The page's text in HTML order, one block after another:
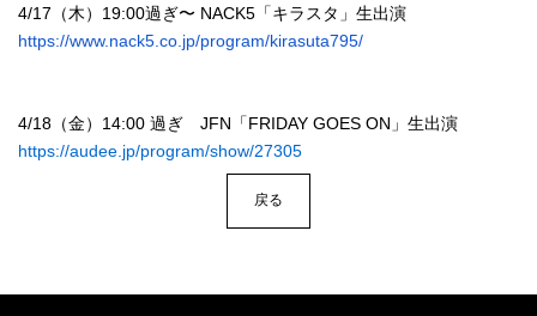
4Seasons
Contact us
4/17（木）19:00過ぎ〜 NACK5「キラスタ」生出演
https://www.nack5.co.jp/program/kirasuta795/
4/18（金）14:00 過ぎ JFN「FRIDAY GOES ON」生出演
https://audee.jp/program/show/27305
戻る